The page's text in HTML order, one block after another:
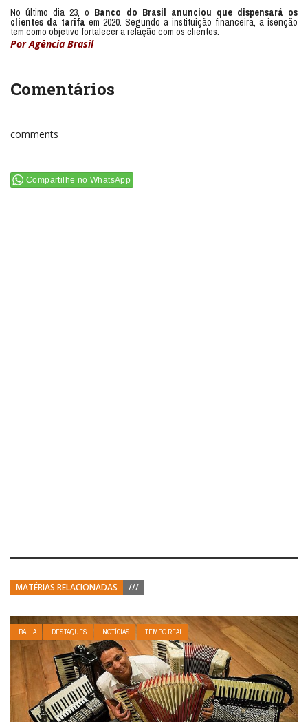
No último dia 23, o Banco do Brasil anunciou que dispensará os
clientes da tarifa em 2020. Segundo a instituição financeira, a isenção
tem como objetivo fortalecer a relação com os clientes.
Por Agência Brasil
Comentários
comments
Compartilhe no WhatsApp
MATÉRIAS RELACIONADAS ///
BAHIA DESTAQUES NOTÍCIAS TEMPO REAL